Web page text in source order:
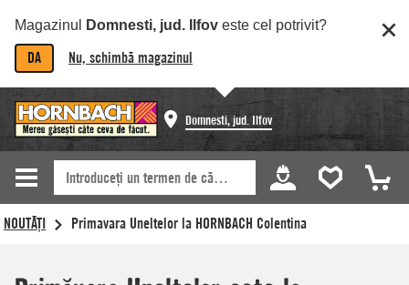
Magazinul Domnesti, jud. Ilfov este cel potrivit?
DA Nu, schimbă magazinul
Domnesti, jud. Ilfov